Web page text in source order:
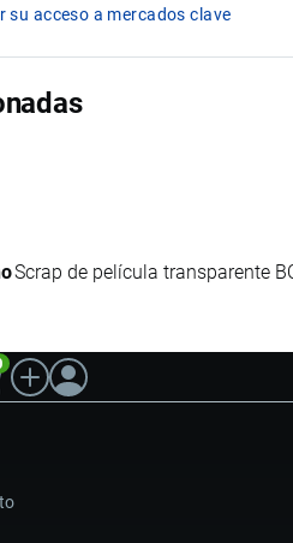
acceso a mercados clave
Scrap de película transparente